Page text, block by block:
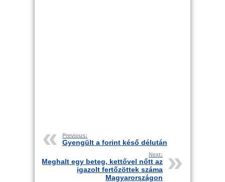
Previous:
Gyengült a forint késő délután
Next:
Meghalt egy beteg, kettővel nőtt az
igazolt fertőzöttek száma
Magyarországon